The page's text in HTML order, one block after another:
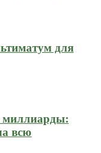
для
миллиарды:
всю